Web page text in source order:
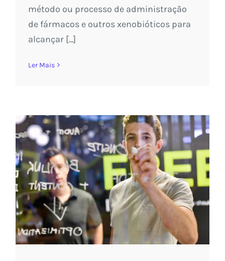
método ou processo de administração
de fármacos e outros xenobióticos para
alcançar [...]
Ler Mais
Conecta Startup Brasil divulga os
novos valores para os
participantes de cada fase da
segunda edição do programa
Sem categoria